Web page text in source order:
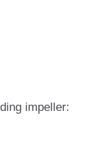
impeller: